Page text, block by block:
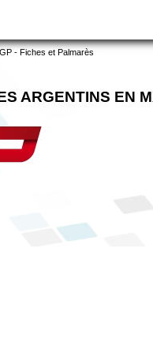
- Fiches et Palmarès
ARGENTINS EN